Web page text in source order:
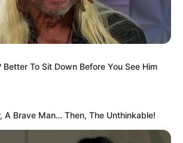
Better To Sit Down Before You See Him
A Brave Man… Then, The Unthinkable!